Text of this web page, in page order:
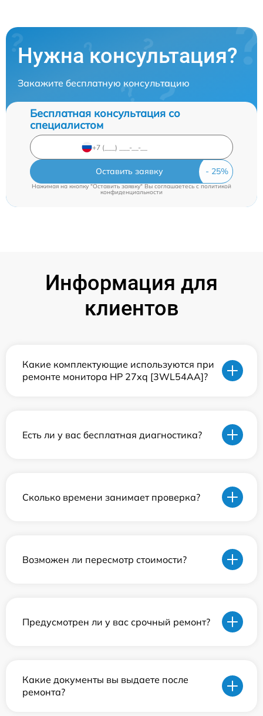
Нужна консультация?
Закажите бесплатную консультацию
Бесплатная консультация со
специалистом
Оставить заявку
Нажимая на кнопку "Оставить заявку" Вы соглашаетесь cполитикой
конфиденциальности
Информация для
клиентов
Какие комплектующие используются при
ремонте монитора HP 27xq [3WL54AA]?
Есть ли у вас бесплатная диагностика?
Сколько времени занимает проверка?
Возможен ли пересмотр стоимости?
Предусмотрен ли у вас срочный ремонт?
Какие документы вы выдаете после
ремонта?